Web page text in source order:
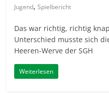
Jugend,Spielbericht
Das war richtig, richtig
Unterschied musste sich
Heeren-Werve der SGH
Weiterlesen